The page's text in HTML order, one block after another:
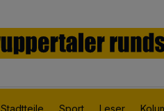
Stadtteile Sport Leser